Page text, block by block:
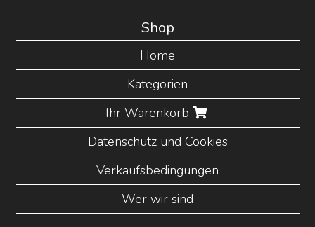
Shop
Home
Kategorien
Ihr Warenkorb
Datenschutz und Cookies
Verkaufsbedingungen
Wer wir sind